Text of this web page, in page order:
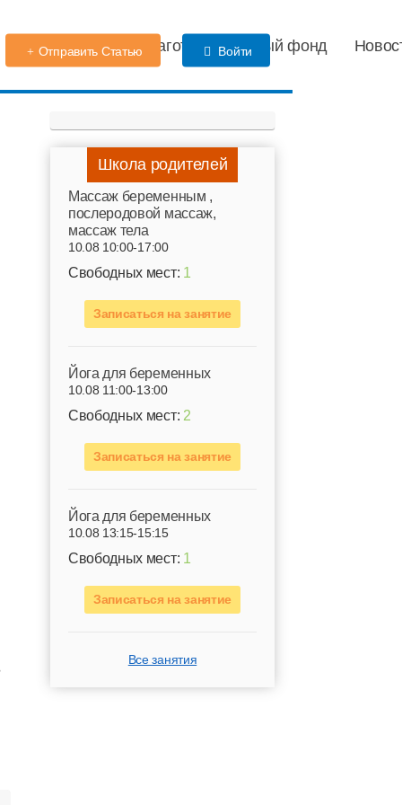
Детский сад Благотворительный фонд
Отправить Статью Войти
Школа родителей
Mассаж беременным ,
послеродовой массаж,
массаж тела
10.08 10:00-17:00
Свободных мест: 1
Записаться на занятие
Йога для беременных
10.08 11:00-13:00
Свободных мест: 2
Записаться на занятие
Йога для беременных
10.08 13:15-15:15
Свободных мест: 1
Записаться на занятие
Все занятия